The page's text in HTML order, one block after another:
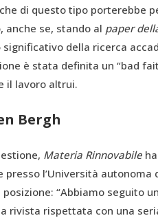
di questo tipo porterebbe
anche se, stando al paper
della ricerca
è stata definita un “bad
il lavoro altrui.
Bergh
Materia Rinnovabile
presso l’Università
“Abbiamo seguito
rivista rispettata con una